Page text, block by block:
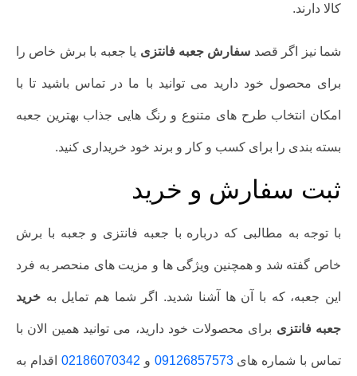
کالا دارند.
شما نیز اگر قصد سفارش جعبه فانتزی یا جعبه با برش خاص را
برای محصول خود دارید می توانید با ما در تماس باشید تا با
امکان انتخاب طرح های متنوع و رنگ هایی جذاب بهترین جعبه
بسته بندی را برای کسب و کار و برند خود خریداری کنید.
ثبت سفارش و خرید
با توجه به مطالبی که درباره با جعبه فانتزی و جعبه با برش
خاص گفته شد و همچنین ویژگی ها و مزیت های منحصر به فرد
این جعبه، که با آن ها آشنا شدید. اگر شما هم تمایل به خرید
جعبه فانتزی برای محصولات خود دارید، می توانید همین الان با
تماس با شماره های09126857573 و02186070342 اقدام به